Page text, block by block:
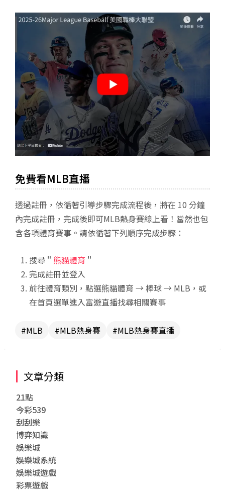
免費看MLB直播
透過註冊，依循著引導步驟完成流程後，將在 10 分鐘
內完成註冊，完成後即可MLB熱身賽線上看！當然也包
含各項體育賽事。請依循著下列順序完成步驟：
搜尋＂ 熊貓體育 ＂
完成註冊並登入
前往體育類別，點選熊貓體育 → 棒球 → MLB，或
在首頁選單進入富遊直播找尋相關賽事
MLB MLB熱身賽 MLB熱身賽直播
文章分類
21點
今彩539
刮刮樂
博弈知識
娛樂城
娛樂城系統
娛樂城遊戲
彩票遊戲